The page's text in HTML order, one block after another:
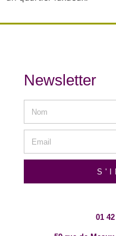
Newsletter
01